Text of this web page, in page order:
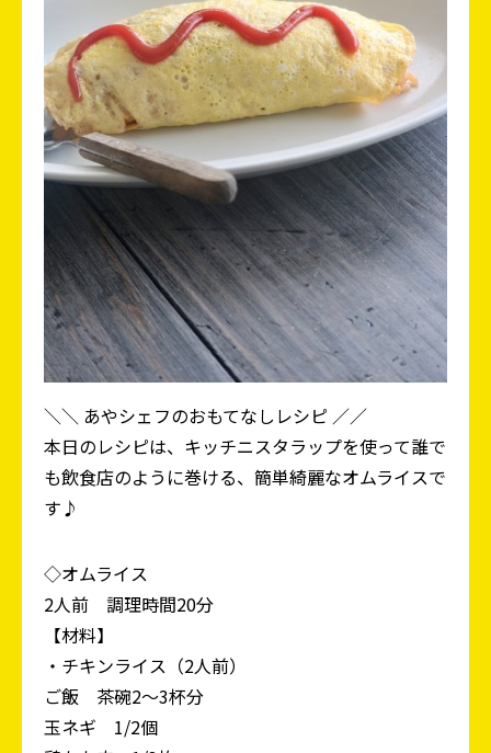
＼＼ あやシェフのおもてなしレシピ ／／
本日のレシピは、キッチニスタラップを使って誰で
も飲食店のように巻ける、簡単綺麗なオムライスで
す♪
◇オムライス
2人前 調理時間20分
【材料】
・チキンライス（2人前）
ご飯 茶碗2～3杯分
玉ネギ 1/2個